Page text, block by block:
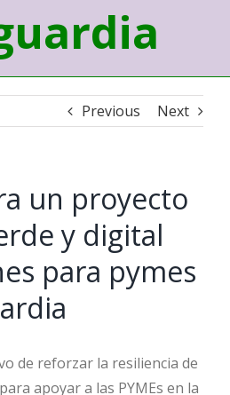
Previous Next
un proyecto
y digital
para pymes
de reforzar la resiliencia de
apoyar a las PYMEs en la